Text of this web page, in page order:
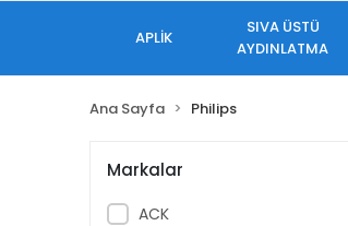
APLİK
SIVA ÜSTÜ
AYDINLATMA
Ana Sayfa Philips
Markalar
ACK